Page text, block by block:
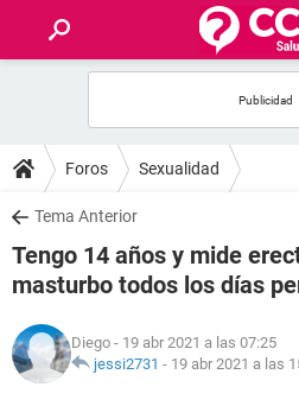
FOROS
SALUD
FAMILIA
NUTRICIÓN
Foros Sexualidad
Tema Anterior
Tengo 14 años y mide
masturbo todos los días
Diego - 19 abr 2021 a las 07:25
jessi2731 - 19 abr 2021 a las